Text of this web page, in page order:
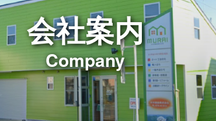
会社案内
Company